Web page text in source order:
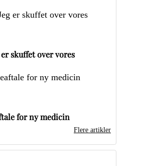
skuffet over vores
for ny medicin
Flere artikler